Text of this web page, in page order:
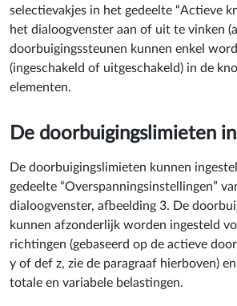
selectievakjes in het gedeelte “Actieve
het dialoogvenster aan of uit te vinken
doorbuigingssteunen kunnen enkel
(ingeschakeld of uitgeschakeld) in de
elementen.
De doorbuigingslimieten
De doorbuigingslimieten kunnen
gedeelte “Overspanningsinstellingen”
dialoogvenster, afbeelding 3. De
kunnen afzonderlijk worden ingesteld
richtingen (gebaseerd op de actieve
y of def z, zie de paragraaf hierboven)
totale en variabele belastingen.